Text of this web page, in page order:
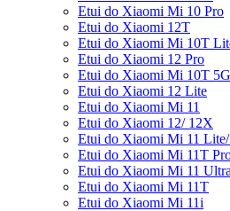
Etui do Xiaomi Mi 10 Pro
Etui do Xiaomi 12T
Etui do Xiaomi Mi 10T
Etui do Xiaomi 12 Pro
Etui do Xiaomi Mi 10T
Etui do Xiaomi 12 Lite
Etui do Xiaomi Mi 11
Etui do Xiaomi 12/ 12X
Etui do Xiaomi Mi 11
Etui do Xiaomi Mi 11T
Etui do Xiaomi Mi 11 Ultra
Etui do Xiaomi Mi 11T
Etui do Xiaomi Mi 11i